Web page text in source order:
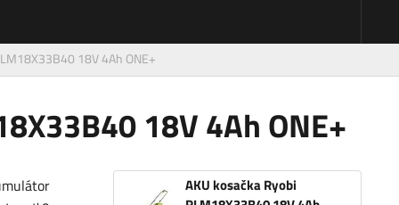
18V 4Ah ONE+
18V 4Ah ONE+
AKU kosačka Ryobi